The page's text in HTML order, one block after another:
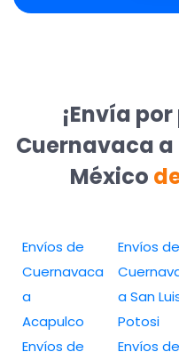
¡Envía
Cuernavaca
México
Envíos de
Cuernavaca
a
Acapulco
Envíos de
Envíos de
a San
Potosi
Envíos de